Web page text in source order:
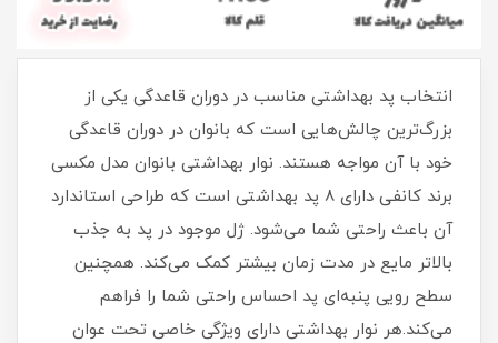
انتخاب پد بهداشتی مناسب در دوران قاعدگی یکی از
بزرگ‌ترین چالش‌هایی است که بانوان در دوران قاعدگی
خود با آن مواجه هستند. نوار بهداشتی بانوان مدل مکسی
برند کانفی دارای 8 پد بهداشتی است که طراحی استاندارد
آن باعث راحتی شما می‌شود. ژل موجود در پد به جذب
بالاتر مایع در مدت زمان بیشتر کمک می‌کند. همچنین
سطح رویی پنبه‌ای پد احساس راحتی شما را فراهم
می‌کند.هر نوار بهداشتی دارای ویژگی خاصی تحت عوان